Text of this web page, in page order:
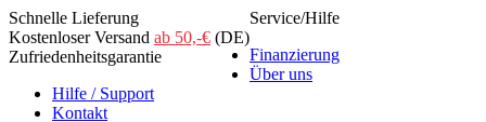
Schnelle Lieferung
Kostenloser Versand ab 50,-€ (DE)
Zufriedenheitsgarantie
Service/Hilfe
Finanzierung
Über uns
Hilfe / Support
Kontakt